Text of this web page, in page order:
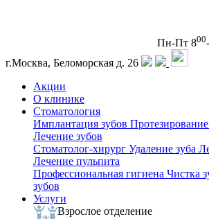
Пн-Пт 800
г.Москва, Беломорская д. 26
Акции
О клинике
Стоматология
Имплантация зубов
Лечение зубов
Стоматолог-хирург Удаление зуба
Лечение пульпита
Профессиональная гигиена Чистка
зубов
Услуги
Взрослое отделение